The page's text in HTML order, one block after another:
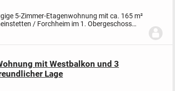
5-Zimmer-Etagenwohnung mit ca. 165 m²
/ Forchheim im 1. Obergeschoss
aus dem Baujahr 1973....
mit Westbalkon und 3
Lage